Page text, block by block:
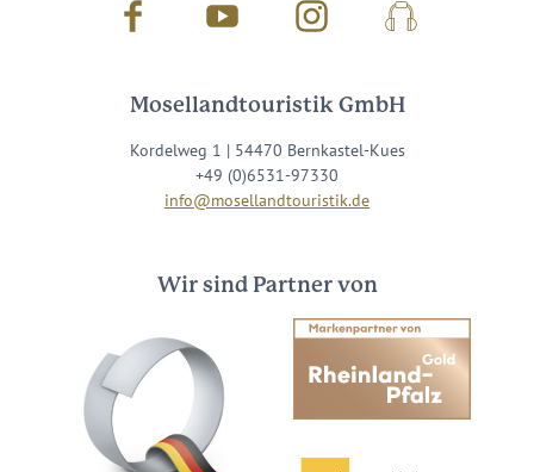
Facebook Youtube InstagramPodcast
Mosellandtouristik GmbH
Kordelweg 1 | 54470 Bernkastel-Kues
+49 (0)6531-97330
info@mosellandtouristik.de
Wir sind Partner von